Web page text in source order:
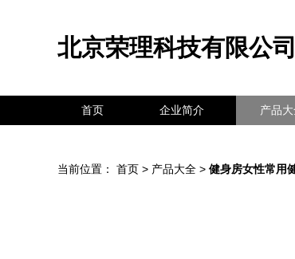
北京荣理科技有限公司
首页 企业简介 产品
当前位置： 首页 > 产品大全 > 健身房女性常用